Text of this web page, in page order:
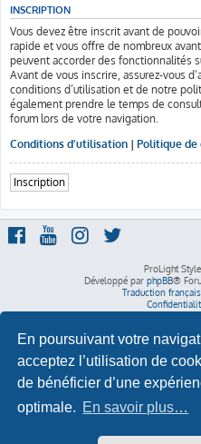
En poursuivant votre
acceptez l’utilisation de
de bénéficier d’une
optimale. En savoir plus…
INSCRIPTION
Vous devez être inscrit avant de
rapide et vous offre de nombreux
peuvent accorder des fonctionnalités
Avant de vous inscrire, assurez-vous
conditions d’utilisation et de notre
également prendre le temps de
forum lors de votre navigation.
Conditions d’utilisation | Politique
Inscription
ProLight
Développé par phpBB®
Traduction